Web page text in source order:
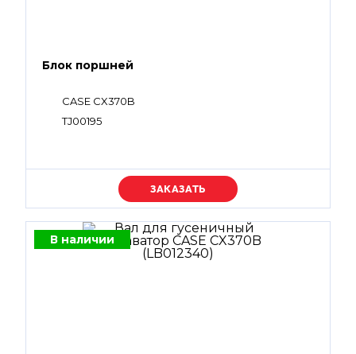
Блок поршней
CASE CX370B
TJ00195
Уточняйте цену
В наличии